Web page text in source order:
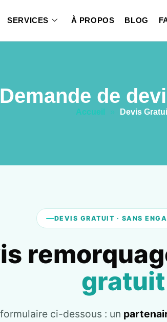
SERVICES À PROPOS BLOG
Demande de
Accueil » Devis
DEVIS GRATUIT · SANS
gratuit
ci-dessous : un